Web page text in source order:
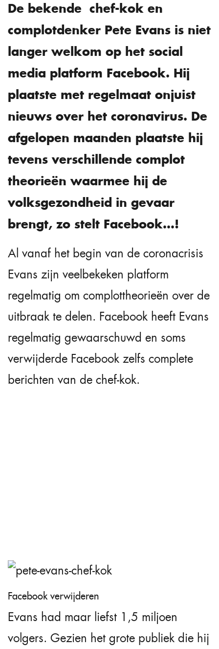
De bekende chef-kok en
complotdenker Pete Evans is niet
langer welkom op het social
media platform Facebook. Hij
plaatste met regelmaat onjuist
nieuws over het coronavirus. De
afgelopen maanden plaatste hij
tevens verschillende complot
theorieën waarmee hij de
volksgezondheid in gevaar
brengt, zo stelt Facebook…!
Al vanaf het begin van de coronacrisis
Evans zijn veelbekeken platform
regelmatig om complottheorieën over de
uitbraak te delen. Facebook heeft Evans
regelmatig gewaarschuwd en soms
verwijderde Facebook zelfs complete
berichten van de chef-kok.
Facebook verwijderen
Evans had maar liefst 1,5 miljoen
volgers. Gezien het grote publiek die hij